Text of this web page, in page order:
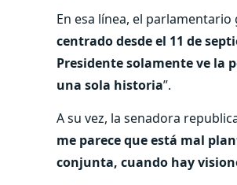
En esa línea, el
centrado desde el 11 de
Presidente solamente ve la
una sola historia”.
A su vez, la senadora
me parece que está mal
conjunta, cuando hay